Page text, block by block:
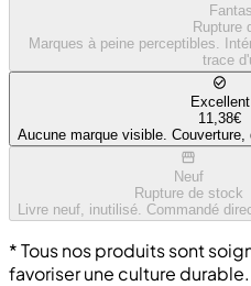
Rupture
Marques à peine perceptibles.
trace
Excellent
11,38€
Aucune marque visible. Couverture,
Neuf
Rupture de stock
Livre neuf, inutilisé. Commandé
* Tous nos produits sont
favoriser une culture durable.